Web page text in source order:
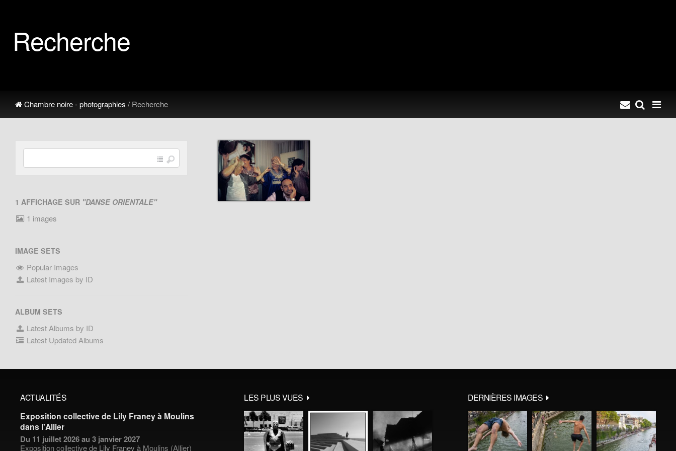
Recherche
Chambre noire - photographies / Recherche
1 AFFICHAGE SUR "DANSE ORIENTALE"
1 images
IMAGE SETS
Popular Images
Latest Images by ID
ALBUM SETS
Latest Albums by ID
Latest Updated Albums
ACTUALITÉS
Exposition collective de Lily Franey à Moulins
dans l'Allier
Du 11 juillet 2026 au 3 janvier 2027
Exposition collective de Lily Franey à Moulins (Allier)
LES PLUS VUES DERNIÈRES IMAGES